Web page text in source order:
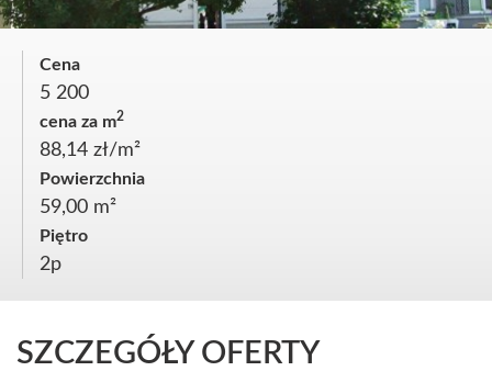
Cena
5 200
cena za m2
88,14 zł/m²
Powierzchnia
59,00 m²
Piętro
2p
SZCZEGÓŁY OFERTY